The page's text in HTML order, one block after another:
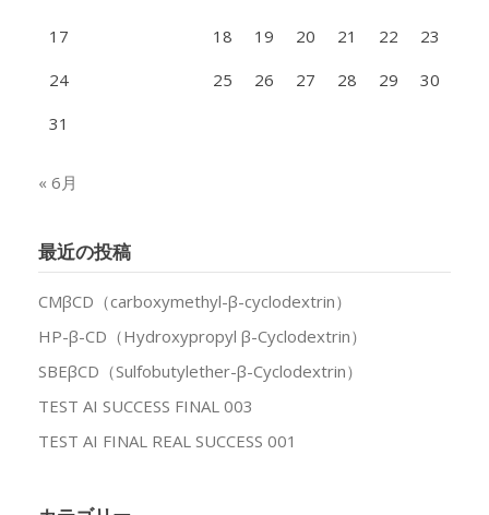
17
18 19 20 21 22
23
24
25 26 27 28 29
30
31
« 6月
最近の投稿
CMβCD（carboxymethyl-β-cyclodextrin）
HP-β-CD（Hydroxypropyl β-Cyclodextrin）
SBEβCD（Sulfobutylether-β-Cyclodextrin）
TEST AI SUCCESS FINAL 003
TEST AI FINAL REAL SUCCESS 001